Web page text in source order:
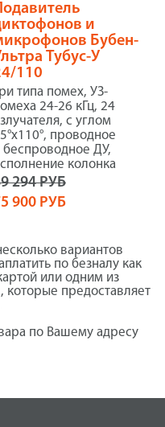
и
Бубен-
Тубус-У
110
типа помех, УЗ-
24-26 кГц, 24
с углом
проводное
беспроводное ДУ,
колонка
294 РУБ
900 РУБ
вариантов
по безналу как
или одним из
которые предоставляет
по Вашему адресу